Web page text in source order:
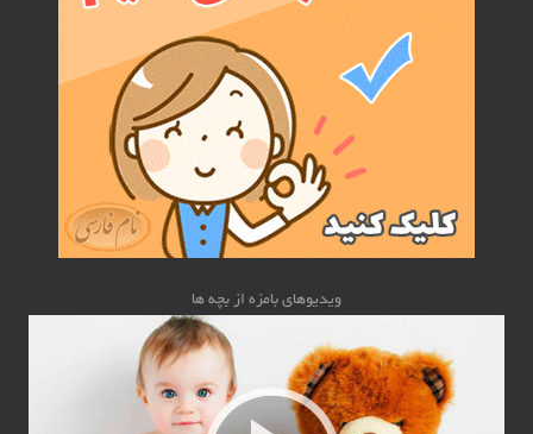
ویدیوهای بامزه از بچه ها